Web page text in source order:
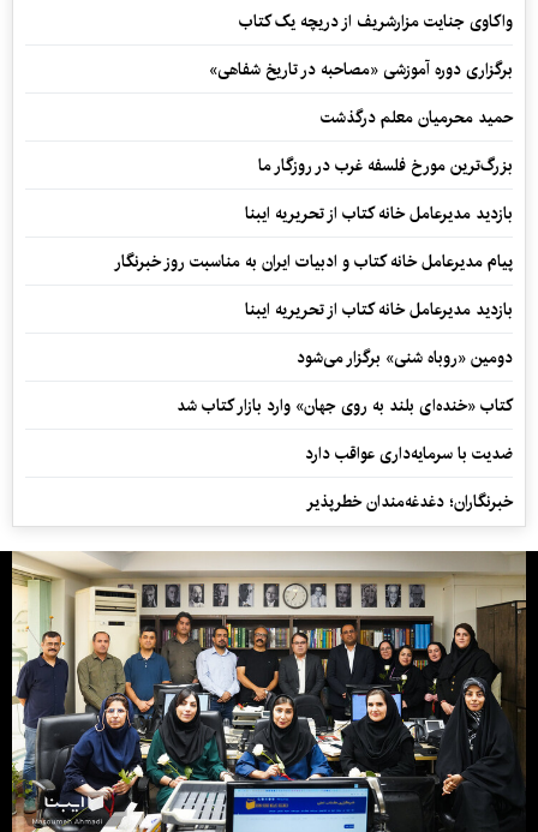
واکاوی جنایت مزارشریف از دریچه یک کتاب
برگزاری دوره آموزشی «مصاحبه در تاریخ شفاهی»
حمید محرمیان معلم درگذشت
بزرگ‌ترین مورخ فلسفه غرب در روزگار ما
بازدید مدیرعامل خانه کتاب از تحریریه ایبنا
پیام مدیرعامل خانه کتاب و ادبیات ایران به مناسبت روز خبرنگار
بازدید مدیرعامل خانه کتاب از تحریریه ایبنا
دومین «روباه شنی» برگزار می‌شود
کتاب «خنده‌ای بلند به روی جهان» وارد بازار کتاب شد
ضدیت با سرمایه‌داری عواقب دارد
خبرنگاران؛ دغدغه‌مندان خطرپذیر